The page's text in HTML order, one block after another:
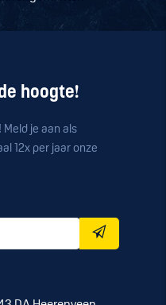
hoogte!
Meld je aan als
12x per jaar onze